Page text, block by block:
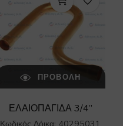
ΠΡΟΒΟΛΉ
ΕΛΑΙΟΠΑΓΙΔΑ 3/4”
Κωδικός Δόικα: 40295031